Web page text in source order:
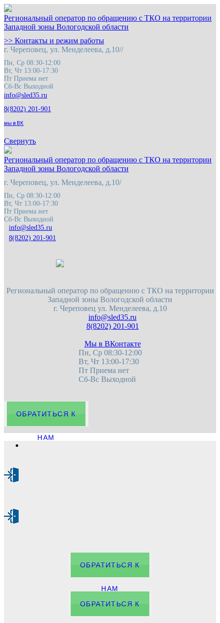
Региональный оператор по обращению с ТКО на территории
Западной зоны Вологодской области
>> Контакты и режим работы
г. Череповец, ул. Менделеева, д.10//
Пн, Ср 08:30-12:00
Вт, Чт 13:00-17:30
Пт Приема нет
Сб-Вс Выходной
8(8202) 201-901
мы в ВК
Свернуть
Региональный оператор по обращению с ТКО на территории
Западной зоны Вологодской области
г. Череповец, ул. Менделеева, д.10/
Пн, Ср 08:30-12:00
Вт, Чт 13:00-17:30
Пт Приема нет
Сб-Вс Выходной
8(8202) 201-901
Региональный оператор по обращению с ТКО на территории
Западной зоны Вологодской области
г. Череповец ул. Менделеева, д.10
8(8202) 201-901
Мы в ВКонтакте
Пн, Ср 08:30-12:00
Вт, Чт 13:00-17:30
Пт Приема нет
Сб-Вс Выходной
ОБРАТИТЬСЯ К
НАМ
ОБРАТИТЬСЯ К
НАМ
ОБРАТИТЬСЯ К